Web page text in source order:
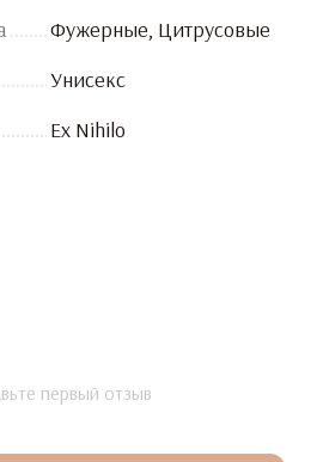
Фужерные, Цитрусовые
Унисекс
Ex Nihilo
первый отзыв